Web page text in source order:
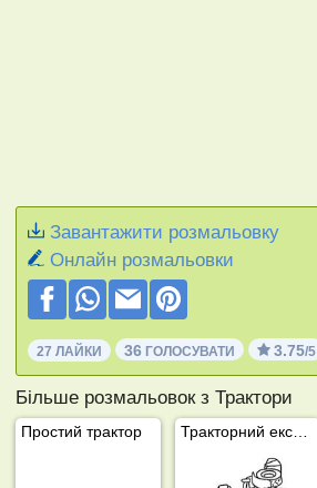
Завантажити розмальовку
Онлайн розмальовки
27 ЛАЙКИ 36 ГОЛОСУВАТИ 3.75/5
Більше розмальовок з Трактори
Простий трактор